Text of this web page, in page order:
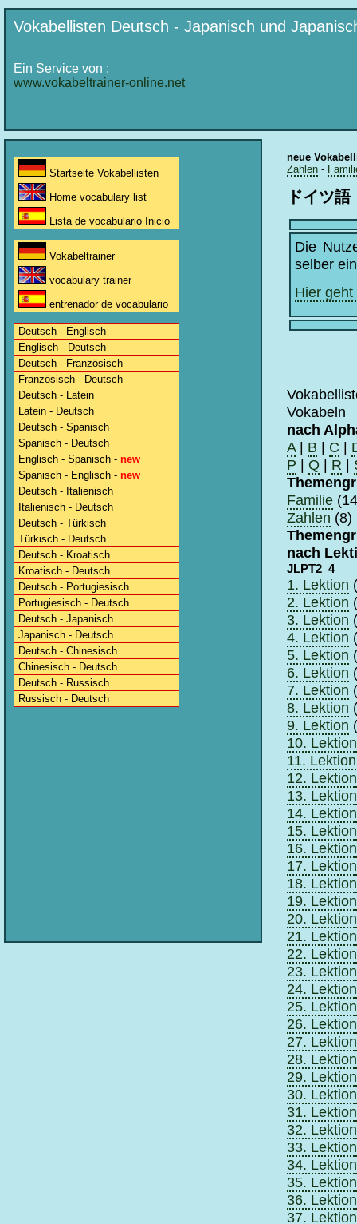
Vokabellisten Deutsch - Japanisch und
Ein Service von :
www.vokabeltrainer-online.net
Startseite Vokabellisten
Home vocabulary list
Lista de vocabulario Inicio
Vokabeltrainer
vocabulary trainer
entrenador de vocabulario
Deutsch - Englisch
Englisch - Deutsch
Deutsch - Französisch
Französisch - Deutsch
Deutsch - Latein
Latein - Deutsch
Deutsch - Spanisch
Spanisch - Deutsch
Englisch - Spanisch - new
Spanisch - Englisch - new
Deutsch - Italienisch
Italienisch - Deutsch
Deutsch - Türkisch
Türkisch - Deutsch
Deutsch - Kroatisch
Kroatisch - Deutsch
Deutsch - Portugiesisch
Portugiesisch - Deutsch
Deutsch - Japanisch
Japanisch - Deutsch
Deutsch - Chinesisch
Chinesisch - Deutsch
Deutsch - Russisch
Russisch - Deutsch
neue
Zahlen -
ドイツ
Die
selber
Hier
Vokabeln
nach
A| B | C |
P | Q | R |
Familie
Zahlen (8)
nach
JLPT2_4
1. Lektion
2. Lektion
3. Lektion
4. Lektion
5. Lektion
6. Lektion
7. Lektion
8. Lektion
9. Lektion
10. Lektion
11. Lektion
12. Lektion
13. Lektion
14. Lektion
15. Lektion
16. Lektion
17. Lektion
18. Lektion
19. Lektion
20. Lektion
21. Lektion
22. Lektion
23. Lektion
24. Lektion
25. Lektion
26. Lektion
27. Lektion
28. Lektion
29. Lektion
30. Lektion
31. Lektion
32. Lektion
33. Lektion
34. Lektion
35. Lektion
36. Lektion
37. Lektion